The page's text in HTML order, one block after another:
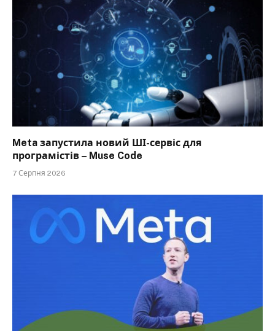
Meta запустила новий ШІ-сервіс для
програмістів – Muse Code
7 Серпня 2026